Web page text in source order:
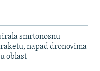
smrtonosnu
napad dronovima
oblast